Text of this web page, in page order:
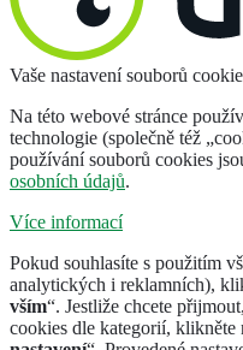
Vaše nastavení souborů
Na této webové stránce
technologie (společně též
používání souborů cookies
osobních údajů.
Více informací
Pokud souhlasíte s použitím
analytických i reklamních),
vším“. Jestliže chcete
cookies dle kategorií, klikněte